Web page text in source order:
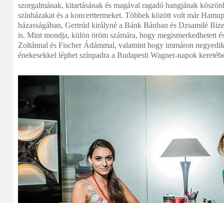
szorgalmának, kitartásának és magával ragadó hangjának
színházakat és a koncerttermeket. Többek között volt már
házasságában, Gertrúd királyné a Bánk Bánban és Dzsamilé
is. Mint mondja, külön öröm számára, hogy megismerkedhetett
Zoltánnal és Fischer Ádámmal, valamint hogy immáron
énekesekkel léphet színpadra a Budapesti Wagner-napok